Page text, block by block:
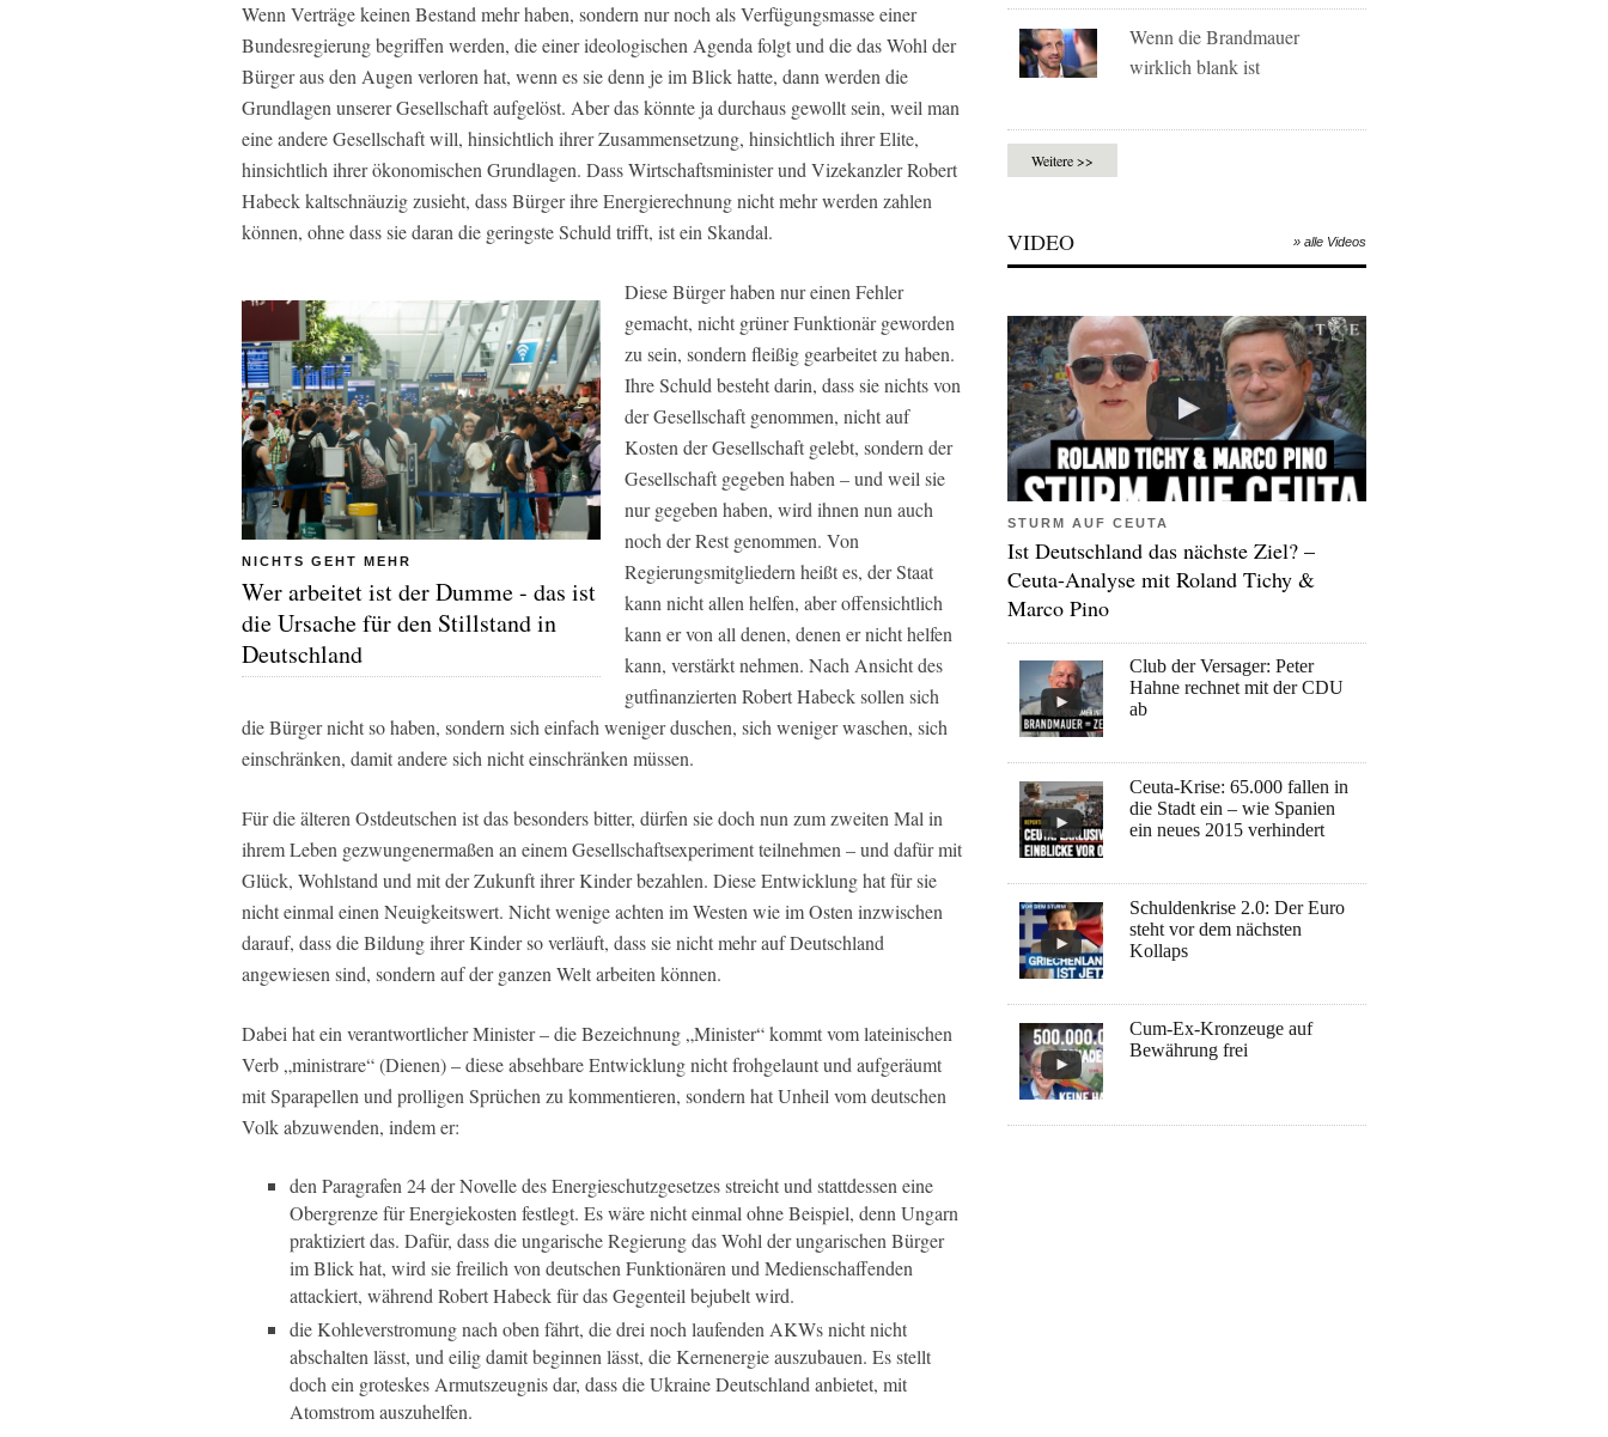
Wenn Verträge keinen Bestand mehr haben, sondern nur noch als Verfügungsmasse einer
Bundesregierung begriffen werden, die einer ideologischen Agenda folgt und die das Wohl der
Bürger aus den Augen verloren hat, wenn es sie denn je im Blick hatte, dann werden die
Grundlagen unserer Gesellschaft aufgelöst. Aber das könnte ja durchaus gewollt sein, weil man
eine andere Gesellschaft will, hinsichtlich ihrer Zusammensetzung, hinsichtlich ihrer Elite,
hinsichtlich ihrer ökonomischen Grundlagen. Dass Wirtschaftsminister und Vizekanzler Robert
Habeck kaltschnäuzig zusieht, dass Bürger ihre Energierechnung nicht mehr werden zahlen
können, ohne dass sie daran die geringste Schuld trifft, ist ein Skandal.
NICHTS GEHT MEHR
Wer arbeitet ist der Dumme - das ist
die Ursache für den Stillstand in
Deutschland
Diese Bürger haben nur einen Fehler
gemacht, nicht grüner Funktionär geworden
zu sein, sondern fleißig gearbeitet zu haben.
Ihre Schuld besteht darin, dass sie nichts von
der Gesellschaft genommen, nicht auf
Kosten der Gesellschaft gelebt, sondern der
Gesellschaft gegeben haben – und weil sie
nur gegeben haben, wird ihnen nun auch
noch der Rest genommen. Von
Regierungsmitgliedern heißt es, der Staat
kann nicht allen helfen, aber offensichtlich
kann er von all denen, denen er nicht helfen
kann, verstärkt nehmen. Nach Ansicht des
gutfinanzierten Robert Habeck sollen sich
die Bürger nicht so haben, sondern sich einfach weniger duschen, sich weniger waschen, sich
einschränken, damit andere sich nicht einschränken müssen.
Für die älteren Ostdeutschen ist das besonders bitter, dürfen sie doch nun zum zweiten Mal in
ihrem Leben gezwungenermaßen an einem Gesellschaftsexperiment teilnehmen – und dafür mit
Glück, Wohlstand und mit der Zukunft ihrer Kinder bezahlen. Diese Entwicklung hat für sie
nicht einmal einen Neuigkeitswert. Nicht wenige achten im Westen wie im Osten inzwischen
darauf, dass die Bildung ihrer Kinder so verläuft, dass sie nicht mehr auf Deutschland
angewiesen sind, sondern auf der ganzen Welt arbeiten können.
Dabei hat ein verantwortlicher Minister – die Bezeichnung „Minister“ kommt vom lateinischen
Verb „ministrare“ (Dienen) – diese absehbare Entwicklung nicht frohgelaunt und aufgeräumt
mit Sparapellen und prolligen Sprüchen zu kommentieren, sondern hat Unheil vom deutschen
Volk abzuwenden, indem er:
den Paragrafen 24 der Novelle des Energieschutzgesetzes streicht und stattdessen eine
Obergrenze für Energiekosten festlegt. Es wäre nicht einmal ohne Beispiel, denn Ungarn
praktiziert das. Dafür, dass die ungarische Regierung das Wohl der ungarischen Bürger
im Blick hat, wird sie freilich von deutschen Funktionären und Medienschaffenden
attackiert, während Robert Habeck für das Gegenteil bejubelt wird.
die Kohleverstromung nach oben fährt, die drei noch laufenden AKWs nicht nicht
abschalten lässt, und eilig damit beginnen lässt, die Kernenergie auszubauen. Es stellt
doch ein groteskes Armutszeugnis dar, dass die Ukraine Deutschland anbietet, mit
Atomstrom auszuhelfen.
Wenn die Brandmauer
wirklich blank ist
Weitere >>
VIDEO » alle Videos
STURM AUF CEUTA
Ist Deutschland das nächste Ziel? –
Ceuta-Analyse mit Roland Tichy &
Marco Pino
Club der Versager: Peter
Hahne rechnet mit der CDU
ab
Ceuta-Krise: 65.000 fallen in
die Stadt ein – wie Spanien
ein neues 2015 verhindert
Schuldenkrise 2.0: Der Euro
steht vor dem nächsten
Kollaps
Cum-Ex-Kronzeuge auf
Bewährung frei